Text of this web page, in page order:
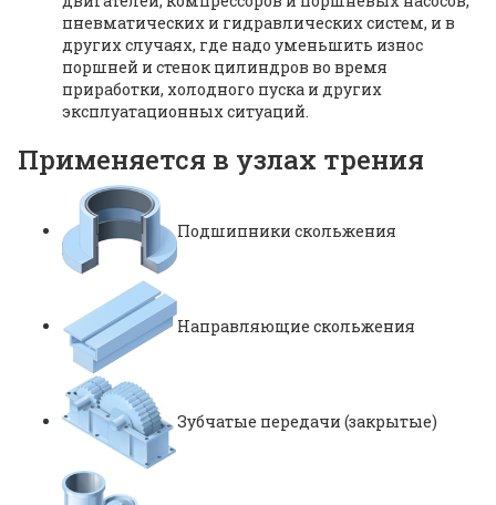
пневматических и гидравлических систем, и в
других случаях, где надо уменьшить износ
поршней и стенок цилиндров во время
приработки, холодного пуска и других
эксплуатационных ситуаций.
Применяется в узлах трения
Подшипники скольжения
Направляющие скольжения
Зубчатые передачи (закрытые)